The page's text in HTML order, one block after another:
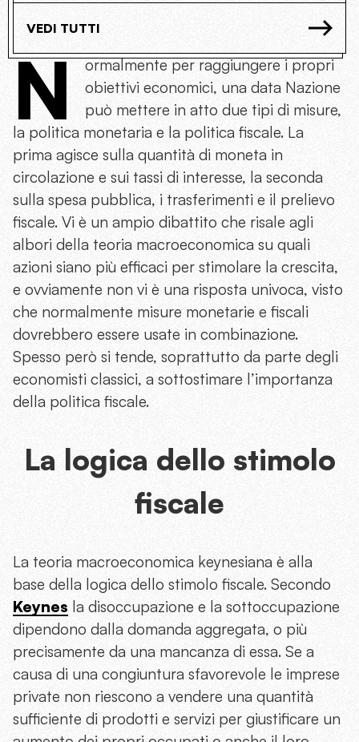
VEDI TUTTI
N
ormalmente per raggiungere i propri
obiettivi economici, una data Nazione
può mettere in atto due tipi di misure,
la politica monetaria e la politica fiscale. La
prima agisce sulla quantità di moneta in
circolazione e sui tassi di interesse, la seconda
sulla spesa pubblica, i trasferimenti e il prelievo
fiscale. Vi è un ampio dibattito che risale agli
albori della teoria macroeconomica su quali
azioni siano più efficaci per stimolare la crescita,
e ovviamente non vi è una risposta univoca, visto
che normalmente misure monetarie e fiscali
dovrebbero essere usate in combinazione.
Spesso però si tende, soprattutto da parte degli
economisti classici, a sottostimare l’importanza
della politica fiscale.
La logica dello stimolo
fiscale
La teoria macroeconomica keynesiana è alla
base della logica dello stimolo fiscale. Secondo
Keynes la disoccupazione e la sottoccupazione
dipendono dalla domanda aggregata, o più
precisamente da una mancanza di essa. Se a
causa di una congiuntura sfavorevole le imprese
private non riescono a vendere una quantità
sufficiente di prodotti e servizi per giustificare un